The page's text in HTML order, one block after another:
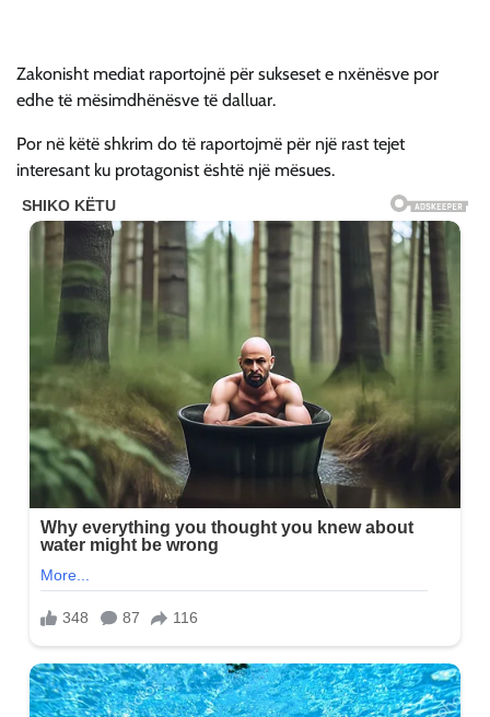
Zakonisht mediat raportojnë për sukseset e nxënësve por
edhe të mësimdhënësve të dalluar.
Por në këtë shkrim do të raportojmë për një rast tejet
interesant ku protagonist është një mësues.